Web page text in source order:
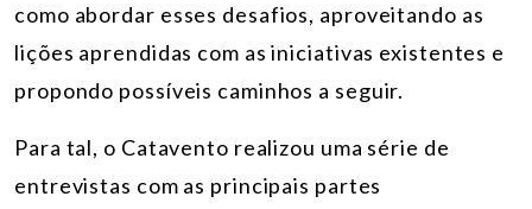
como abordar esses desafios, aproveitando as
lições aprendidas com as iniciativas existentes e
propondo possíveis caminhos a seguir.
Para tal, o Catavento realizou uma série de
entrevistas com as principais partes